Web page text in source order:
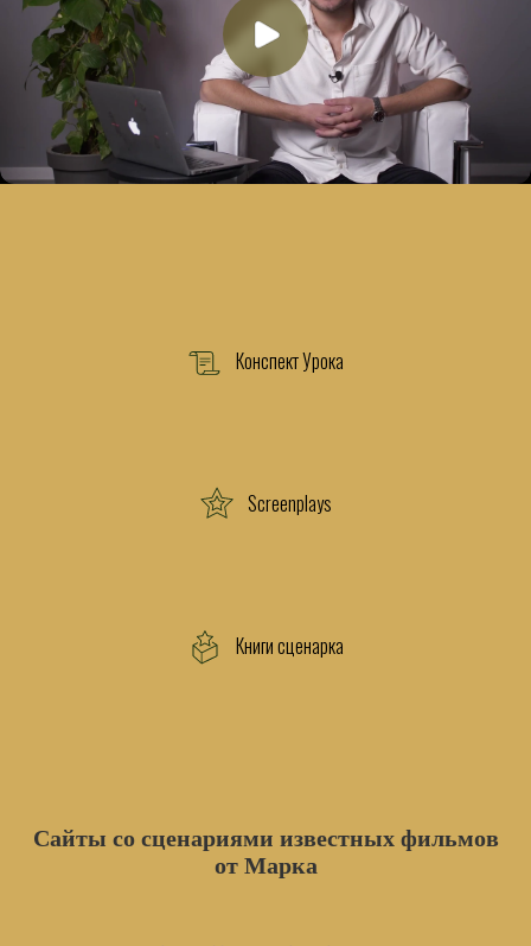
Конспект Урока
Screenplays
Книги сценарка
Сайты со сценариями известных фильмов
от Марка